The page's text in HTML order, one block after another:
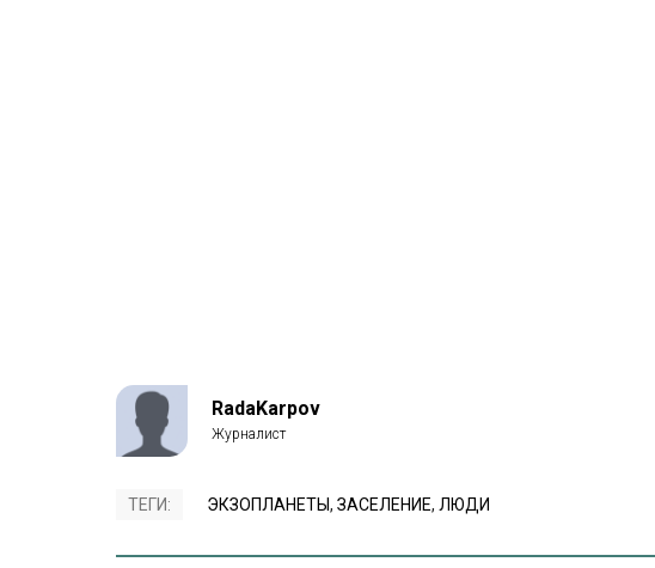
RadaKarpov
ТЕГИ: ЭКЗОПЛАНЕТЫ, ЗАСЕЛЕНИЕ, ЛЮДИ